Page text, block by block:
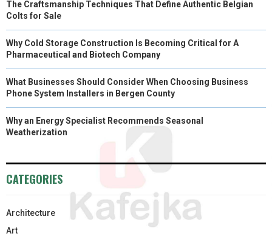
The Craftsmanship Techniques That Define Authentic Belgian
Colts for Sale
Why Cold Storage Construction Is Becoming Critical for A
Pharmaceutical and Biotech Company
What Businesses Should Consider When Choosing Business
Phone System Installers in Bergen County
Why an Energy Specialist Recommends Seasonal
Weatherization
CATEGORIES
Architecture
Art